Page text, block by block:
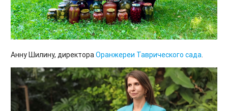
Анну Шилину, директораОранжереи Таврического сада.